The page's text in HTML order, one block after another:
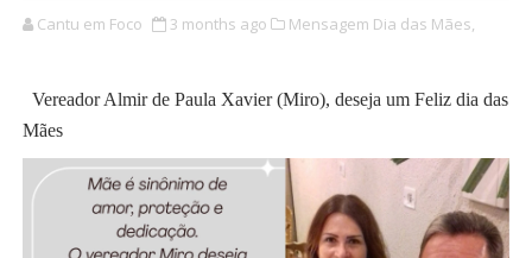
Cantu em Foco 3 months ago Mensagem Dia das Mães,
Vereador Almir de Paula Xavier (Miro), deseja um Feliz dia das
Mães